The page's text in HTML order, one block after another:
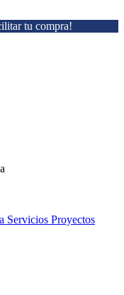
tu compra!
Servicios Proyectos